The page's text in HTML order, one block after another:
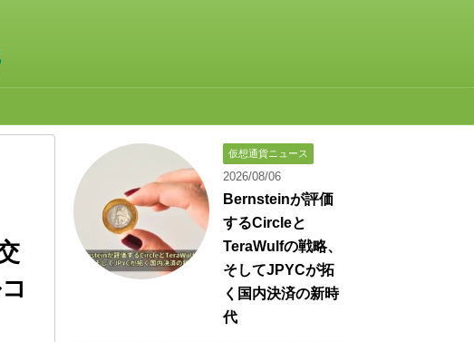
仮想通貨ニュース
2026/08/06
Bernsteinが評価
するCircleと
TeraWulfの戦略、
そしてJPYCが拓
く国内決済の新時
代